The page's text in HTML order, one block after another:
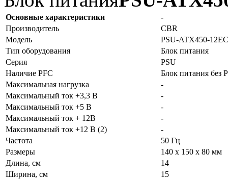
Основные характеристики
-
Производитель
CBR
Модель
PSU-ATX450-12EC
Тип оборудования
Блок питания
Серия
PSU
Наличие PFC
Блок питания без
Максимальная нагрузка
-
Максимальный ток +3,3 В
-
Максимальный ток +5 В
-
Максимальный ток + 12В
-
Максимальный ток +12 В (2)
-
Частота
50 Гц
Размеры
140 х 150 х 80 мм
Длина, см
14
Ширина, см
15